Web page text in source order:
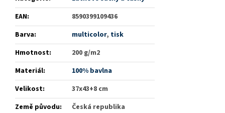
EAN:
8590399109436
Barva: multicolor, tisk
Hmotnost:
200 g/m2
Materiál:
100% bavlna
Velikost:
37x43+8 cm
Země původu:
Česká republika